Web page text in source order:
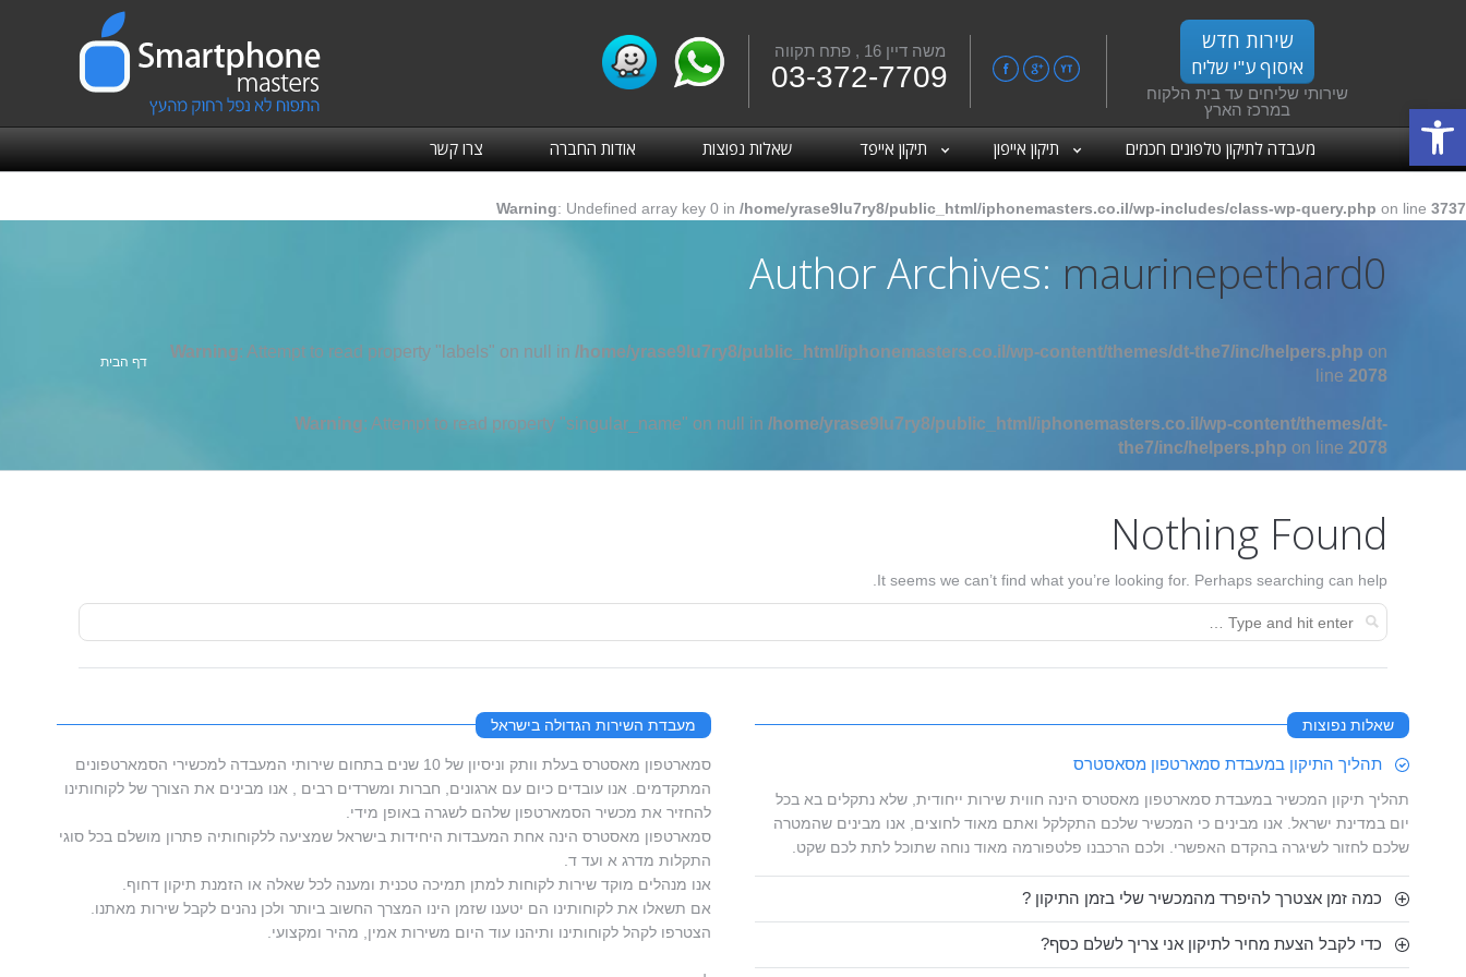
פתח סרגל נגישות
משה דיין 16 , פתח תקווה
03-372-7709FacebookGoogle+
YouTube
שירות חדש
איסוף ע"י שליח
שירותי שליחים עד בית הלקוח
במרכז הארץ
מעבדה לתיקון טלפונים חכמים תיקון אייפון תיקון אייפד שאלות נפוצות אודות החברה צרו קשר
Warning: Undefined array key 0 in /home/yrase9lu7ry8/public_html/iphonemasters.co.il/wp-includes/class-wp-query.php on line 3737
Author Archives: maurinepethard0
Warning: Attempt to read property "labels" on null in /home/yrase9lu7ry8/public_html/iphonemasters.co.il/wp-content/themes/dt-the7/inc/helpers.php on
line 2078
Warning: Attempt to read property "singular_name" on null in /home/yrase9lu7ry8/public_html/iphonemasters.co.il/wp-content/themes/dt-
the7/inc/helpers.php on line 2078
אתה כאן:
דף הבית
Nothing Found
It seems we can’t find what you’re looking for. Perhaps searching can help.
שאלות נפוצות
תהליך התיקון במעבדת סמארטפון מסאסטרס
תהליך תיקון המכשיר במעבדת סמארטפון מאסטרס הינה חווית שירות ייחודית, שלא נתקלים בא בכל
יום במדינת ישראל. אנו מבינים כי המכשיר שלכם התקלקל ואתם מאוד לחוצים, אנו מבינים שהמטרה
שלכם לחזור לשיגרה בהקדם האפשרי. ולכם הרכבנו פלטפורמה מאוד נוחה שתוכל לתת לכם שקט.
כמה זמן אצטרך להיפרד מהמכשיר שלי בזמן התיקון ?
כדי לקבל הצעת מחיר לתיקון אני צריך לשלם כסף?
מעבדת השירות הגדולה בישראל
סמארטפון מאסטרס בעלת וותק וניסיון של 10 שנים בתחום שירותי המעבדה למכשירי הסמארטפונים
המתקדמים. אנו עובדים כיום עם ארגונים, חברות ומשרדים רבים , אנו מבינים את הצורך של לקוחותינו
להחזיר את מכשיר הסמארטפון שלהם לשגרה באופן מידי.
סמארטפון מאסטרס הינה אחת המעבדות היחידות בישראל שמציעה ללקוחותיה פתרון מושלם בכל סוגי
התקלות מדרג א ועד ד.
אנו מנהלים מוקד שירות לקוחות למתן תמיכה טכנית ומענה לכל שאלה או הזמנת תיקון דחוף.
אם תשאלו את לקוחותינו הם יטענו שזמן הינו המצרך החשוב ביותר ולכן נהנים לקבל שירות מאתנו.
הצטרפו לקהל לקוחותינו ותיהנו עוד היום משירות אמין, מהיר ומקצועי.